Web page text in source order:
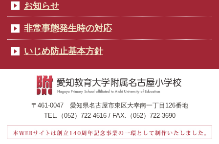
お知らせ
非常事態発生時の対応
いじめ防止基本方針
〒461-0047 愛知県名古屋市東区大幸南一丁目126番地
TEL.（052）722-4616 / FAX.（052）722-3690